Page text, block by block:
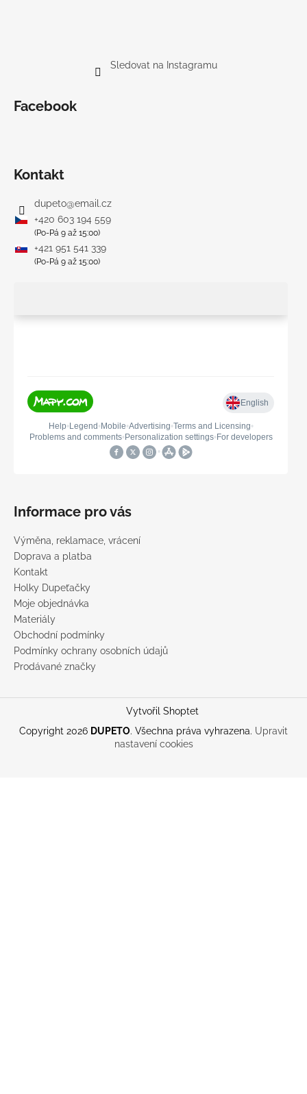
Sledovat na Instagramu
Facebook
Kontakt
dupeto@email.cz
+420 603 194 559
(Po-Pá 9 až 15:00)
+421 951 541 339
(Po-Pá 9 až 15:00)
Informace pro vás
Výměna, reklamace, vrácení
Doprava a platba
Kontakt
Holky Dupeťačky
Moje objednávka
Materiály
Obchodní podmínky
Podmínky ochrany osobních údajů
Prodávané značky
Vytvořil Shoptet
Copyright 2026 DUPETO. Všechna práva vyhrazena. Upravit
nastavení cookies